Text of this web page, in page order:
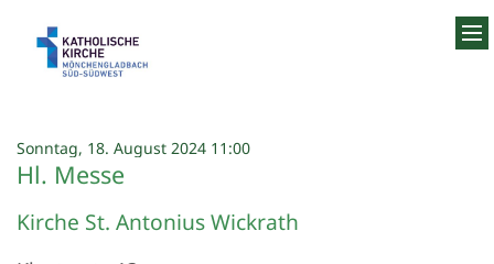
Sonntag, 18. August 2024 11:00:
Hl. Messe
Kirche St. Antonius Wickrath